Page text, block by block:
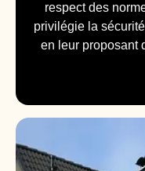
respect des
privilégie la
en leur proposant